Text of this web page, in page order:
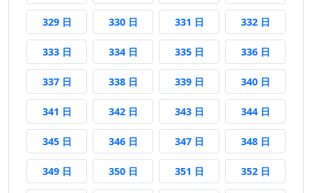
329 日329 日後330 日330 日後331 日331 日後332 日332 日後
333 日333 日後334 日334 日後335 日335 日後336 日336 日後
337 日337 日後338 日338 日後339 日339 日後340 日340 日後
341 日341 日後342 日342 日後343 日343 日後344 日344 日後
345 日345 日後346 日346 日後347 日347 日後348 日348 日後
349 日349 日後350 日350 日後351 日351 日後352 日352 日後